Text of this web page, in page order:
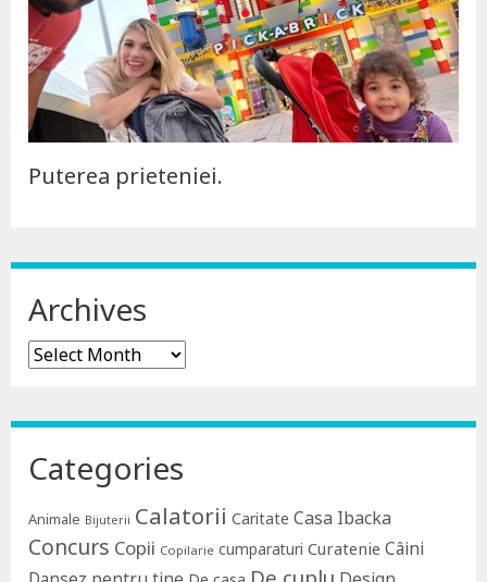
Puterea prieteniei.
Archives
Archives
Categories
Animale Bijuterii Calatorii Caritate Casa Ibacka
Concurs Copii Copilarie cumparaturi Curatenie Câini